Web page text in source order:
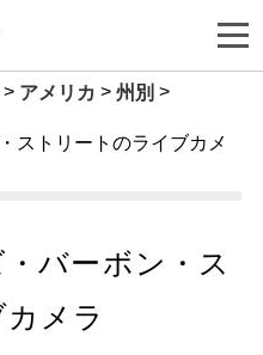
アメリカ
州別
ストリートのライブカメ
バーボン・ス
メラ